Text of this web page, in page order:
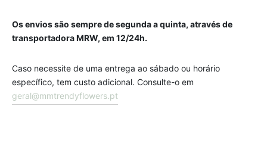
Os envios são sempre de segunda a quinta, através de
transportadora MRW, em 12/24h.
Caso necessite de uma entrega ao sábado ou horário
específico, tem custo adicional. Consulte-o em
geral@mmtrendyflowers.pt